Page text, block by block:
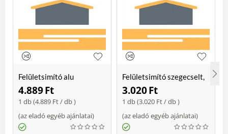
Felületsimító alu
erősített, rome 400 mm
Soft
4.889Ft
1 db (4.889 Ft/ db )
(az eladó egyéb ajánlatai)
Felületsimító szegecselt,
rome 400mm
3.020Ft
1 db (3.020 Ft/ db )
(az eladó egyéb ajánlatai)